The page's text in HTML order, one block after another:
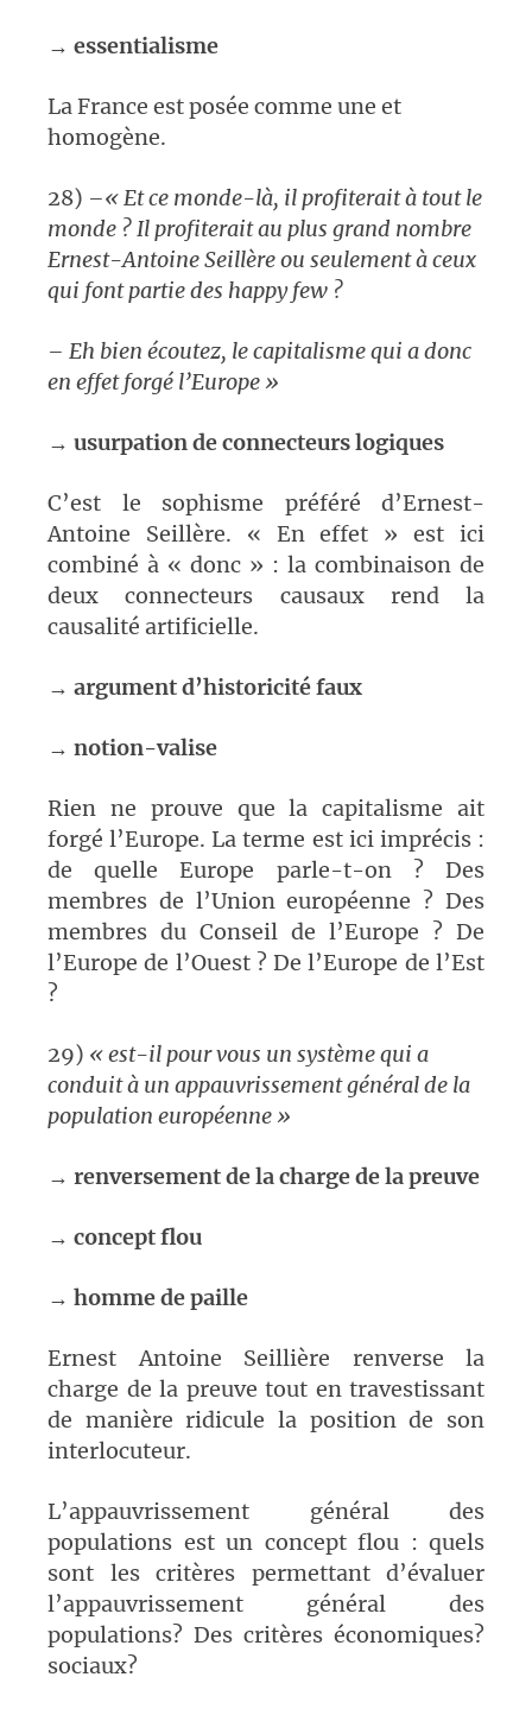
→ essentialisme
La France est posée comme une et
homogène.
28) –« Et ce monde-là, il profiterait à tout le
monde ? Il profiterait au plus grand nombre
Ernest-Antoine Seillère ou seulement à ceux
qui font partie des happy few ?
– Eh bien écoutez, le capitalisme qui a donc
en effet forgé l’Europe »
→ usurpation de connecteurs logiques
C’est le sophisme préféré d’Ernest-
Antoine Seillère. « En effet » est ici
combiné à « donc » : la combinaison de
deux connecteurs causaux rend la
causalité artificielle.
→ argument d’historicité faux
→ notion-valise
Rien ne prouve que la capitalisme ait
forgé l’Europe. La terme est ici imprécis :
de quelle Europe parle-t-on ? Des
membres de l’Union européenne ? Des
membres du Conseil de l’Europe ? De
l’Europe de l’Ouest ? De l’Europe de l’Est
?
29) « est-il pour vous un système qui a
conduit à un appauvrissement général de la
population européenne »
→ renversement de la charge de la preuve
→ concept flou
→ homme de paille
Ernest Antoine Seillière renverse la
charge de la preuve tout en travestissant
de manière ridicule la position de son
interlocuteur.
L’appauvrissement général des
populations est un concept flou : quels
sont les critères permettant d’évaluer
l’appauvrissement général des
populations? Des critères économiques?
sociaux?